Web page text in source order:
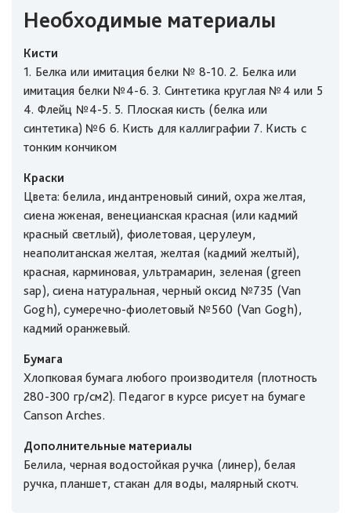
Необходимые материалы
Кисти
1. Белка или имитация белки № 8-10. 2. Белка или
имитация белки №4-6. 3. Синтетика круглая №4 или 5
4. Флейц №4-5. 5. Плоская кисть (белка или
синтетика) №6 6. Кисть для каллиграфии 7. Кисть с
тонким кончиком
Краски
Цвета: белила, индантреновый синий, охра желтая,
сиена жженая, венецианская красная (или кадмий
красный светлый), фиолетовая, церулеум,
неаполитанская желтая, желтая (кадмий желтый),
красная, карминовая, ультрамарин, зеленая (green
sap), сиена натуральная, черный оксид №735 (Van
Gogh), сумеречно-фиолетовый №560 (Van Gogh),
кадмий оранжевый.
Бумага
Хлопковая бумага любого производителя (плотность
280-300 гр/cм2). Педагог в курсе рисует на бумаге
Canson Arches.
Дополнительные материалы
Белила, черная водостойкая ручка (линер), белая
ручка, планшет, стакан для воды, малярный скотч.